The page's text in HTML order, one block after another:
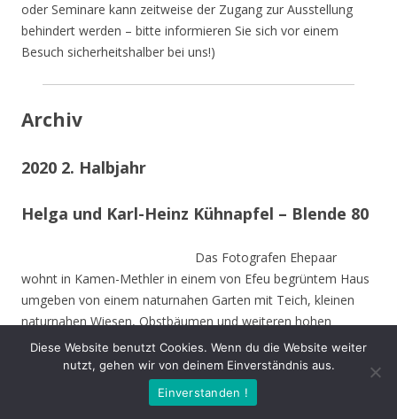
oder Seminare kann zeitweise der Zugang zur Ausstellung
behindert werden – bitte informieren Sie sich vor einem
Besuch sicherheitshalber bei uns!)
Archiv
2020 2. Halbjahr
Helga und Karl-Heinz Kühnapfel – Blende 80
Das Fotografen Ehepaar
wohnt in Kamen-Methler in einem von Efeu begrüntem Haus
umgeben von einem naturnahen Garten mit Teich, kleinen
naturnahen Wiesen, Obstbäumen und weiteren hohen
Bäumen. Die Stämme der von Stürmen gefällten Bäume sind
zu Teilen im Garten integriert und dienen vielen Insekten und
Vögeln als Nahrungs-und Brutstätte.
Diese Website benutzt Cookies. Wenn du die Website weiter
nutzt, gehen wir von deinem Einverständnis aus.
Einverstanden !